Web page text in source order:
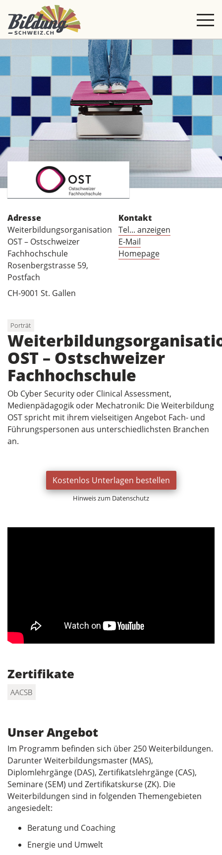
Adresse
Weiterbildungsorganisation
OST – Ostschweizer
Fachhochschule
Rosenbergstrasse 59,
Postfach
CH-9001 St. Gallen
Kontakt
Tel... anzeigen
E-Mail
Homepage
Porträt
OST – Ostschweizer
Fachhochschule
Ob Cyber Security oder Clinical Assessment,
Medienpädagogik oder Mechatronik: Die Weiterbildung
OST spricht mit ihrem vielseitigen Angebot Fach- und
Führungspersonen aus unterschiedlichsten Branchen
an.
Kostenlos Unterlagen bestellen
Hinweis zum Datenschutz
Zertifikate
AACSB
Unser Angebot
Im Programm befinden sich über 250 Weiterbildungen.
Darunter Weiterbildungsmaster (MAS),
Diplomlehrgänge (DAS), Zertifikatslehrgänge (CAS),
Seminare (SEM) und Zertifikatskurse (ZK). Die
Weiterbildungen sind in folgenden Themengebieten
angesiedelt:
Beratung und Coaching
Energie und Umwelt